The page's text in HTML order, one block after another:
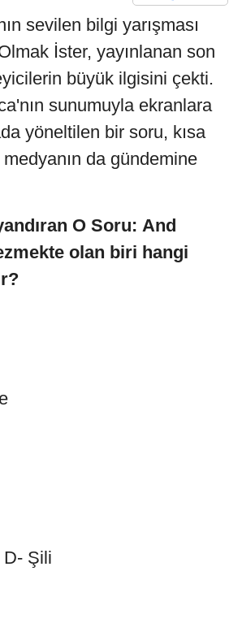
sevilen bilgi yarışması
İster, yayınlanan son
büyük ilgisini çekti.
sunumuyla ekranlara
yöneltilen bir soru, kısa
da gündemine
O Soru: And
olan biri hangi
Şili